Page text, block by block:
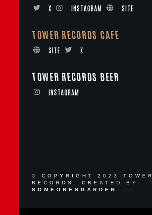
X INSTAGRAM SITE
TOWER RECORDS CAFE
SITE X
TOWER RECORDS BEER
INSTAGRAM
© COPYRIGHT 2023 TOWER
RECORDS. CREATED BY
SOMEONESGARDEN.